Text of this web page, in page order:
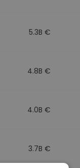
5.3B €
4.8B €
4.0B €
3.7B €